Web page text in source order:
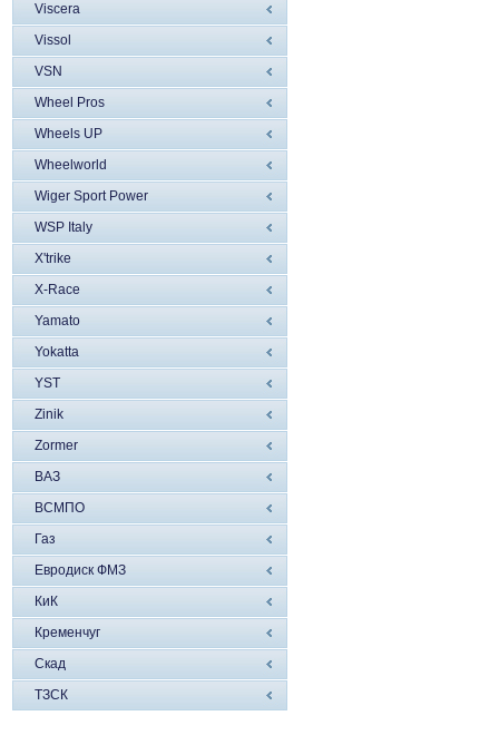
Viscera
Vissol
VSN
Wheel Pros
Wheels UP
Wheelworld
Wiger Sport Power
WSP Italy
X'trike
X-Race
Yamato
Yokatta
YST
Zinik
Zormer
ВАЗ
ВСМПО
Газ
Евродиск ФМЗ
КиК
Кременчуг
Скад
ТЗСК